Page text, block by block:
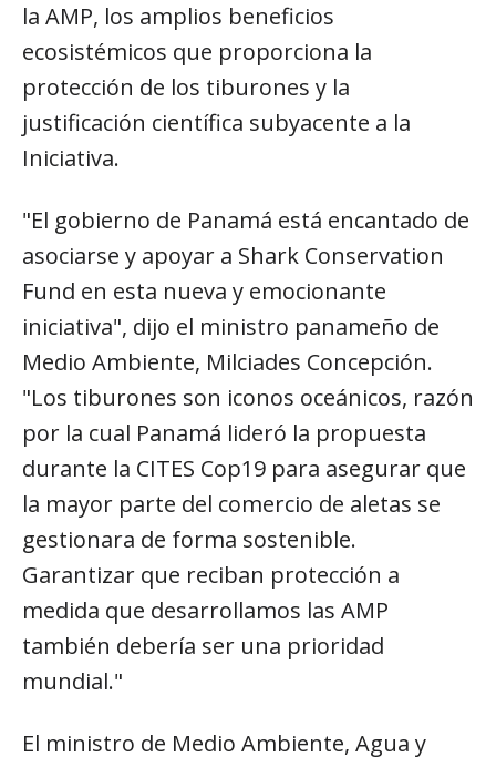
la AMP, los amplios beneficios
ecosistémicos que proporciona la
protección de los tiburones y la
justificación científica subyacente a la
Iniciativa.
"El gobierno de Panamá está encantado de
asociarse y apoyar a Shark Conservation
Fund en esta nueva y emocionante
iniciativa", dijo el ministro panameño de
Medio Ambiente, Milciades Concepción.
"Los tiburones son iconos oceánicos, razón
por la cual Panamá lideró la propuesta
durante la CITES Cop19 para asegurar que
la mayor parte del comercio de aletas se
gestionara de forma sostenible.
Garantizar que reciban protección a
medida que desarrollamos las AMP
también debería ser una prioridad
mundial."
El ministro de Medio Ambiente, Agua y